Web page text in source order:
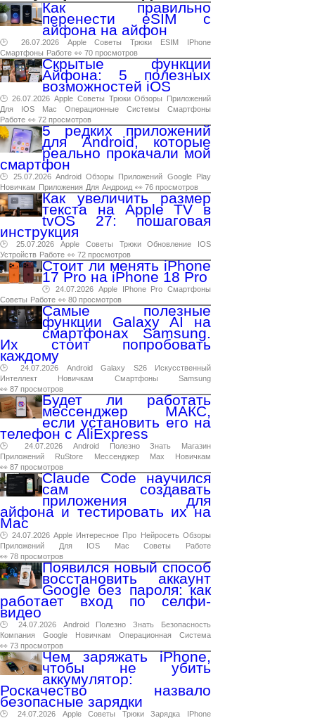
Как правильно
перенести eSIM с
айфона на айфон
🕑 26.07.2026 Apple Советы Трюки ESIM
IPhone
Смартфоны Работе 👀 70 просмотров
Скрытые функции
Айфона: 5 полезных
возможностей iOS
🕑 26.07.2026 Apple Советы Трюки Обзоры
Приложений
Для
IOS Mac Операционные Системы
Смартфоны
Работе 👀 72 просмотров
5 редких приложений
для Android, которые
реально прокачали мой
смартфон
🕑 25.07.2026 Android Обзоры Приложений Google
Play
Новичкам Приложения Для Андроид 👀 76 просмотров
Как увеличить размер
текста на Apple TV в
tvOS 27: пошаговая
инструкция
🕑 25.07.2026 Apple Советы Трюки Обновление
IOS
Устройств Работе 👀 72 просмотров
Стоит ли менять iPhone
17 Pro на iPhone 18 Pro
🕑 24.07.2026 Apple IPhone Pro Смартфоны
Советы Работе 👀 80 просмотров
Самые полезные
функции Galaxy AI на
смартфонах Samsung.
Их стоит попробовать
каждому
🕑 24.07.2026 Android Galaxy S26
Искусственный
Интеллект
Новичкам Смартфоны
Samsung
👀 87 просмотров
Будет ли работать
мессенджер МАКС,
если установить его на
телефон с AliExpress
🕑 24.07.2026 Android Полезно Знать
Магазин
Приложений
RuStore Мессенджер Max
Новичкам
👀 87 просмотров
Claude Code научился
сам создавать
приложения для
айфона и тестировать их на
Mac
🕑 24.07.2026 Apple Интересное Про Нейросеть Обзоры
Приложений
Для IOS Mac Советы
Работе
👀 78 просмотров
Появился новый способ
восстановить аккаунт
Google без пароля: как
работает вход по селфи-
видео
🕑 24.07.2026 Android Полезно Знать
Безопасность
Компания
Google Новичкам Операционная
Система
👀 73 просмотров
Чем заряжать iPhone,
чтобы не убить
аккумулятор:
Роскачество назвало
безопасные зарядки
🕑 24.07.2026 Apple Советы Трюки Зарядка
IPhone